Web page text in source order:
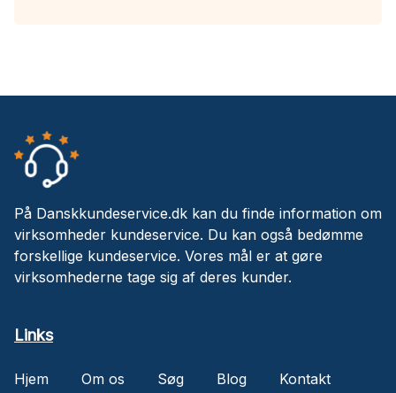
På Danskkundeservice.dk kan du finde information om
virksomheder kundeservice. Du kan også bedømme
forskellige kundeservice. Vores mål er at gøre
virksomhederne tage sig af deres kunder.
Links
Hjem Om os Søg Blog
Kontakt